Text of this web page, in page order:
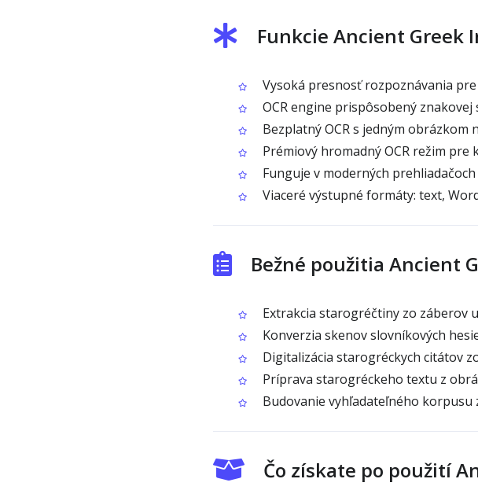
Funkcie Ancient Greek
Vysoká presnosť rozpoznávania
OCR engine prispôsobený
Bezplatný OCR s jedným obrázkom
Prémiový hromadný OCR režim
Funguje v moderných
Viaceré výstupné formáty: text,
Bežné použitia Ancient
Extrakcia starogréčtiny zo záberov
Konverzia skenov slovníkových
Digitalizácia starogréckych citátov
Príprava starogréckeho textu z
Budovanie vyhľadateľného
Čo získate po použití